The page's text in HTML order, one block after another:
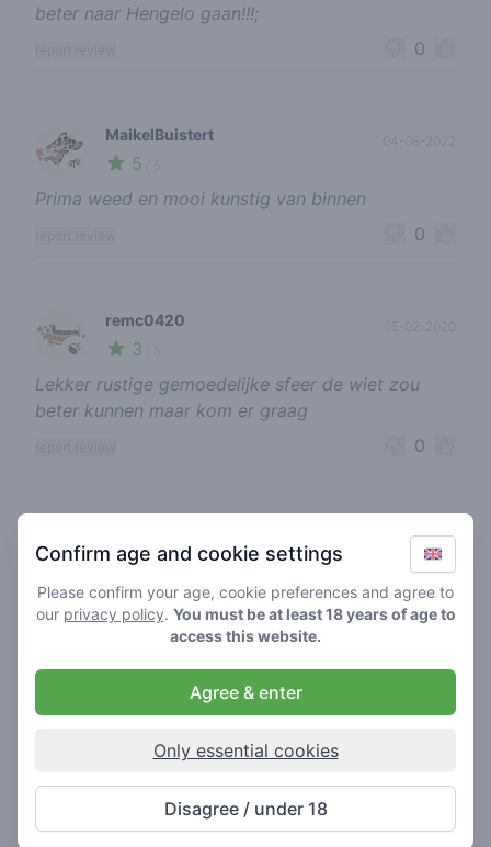
beter naar Hengelo gaan!!!;
0
🌱
MaikelBuistert
5
Prima weed en mooi kunstig van binnen
0
🍃
remc0420
3
Lekker rustige gemoedelijke sfeer de wiet zou
beter kunnen maar kom er graag
0
🍃 1/ 5
05-05-2019
Slechte zooi,onvriendelijk personeel dus een
reden om nooit meer heen te gaan.
Kut wiet, echt slecht. Personeel stront chagerijnig!
Confirm age and cookie settings
Please confirm your age, cookie preferences and agree to
our privacy policy. You must be at least 18 years of age to
access this website.
Agree & enter
Only essential cookies
Disagree / under 18